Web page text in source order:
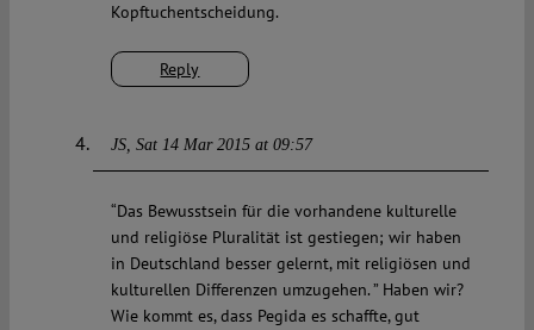
Reply
Kopftuchentscheidung.
JS Sat 14 Mar 2015 at 09:57
“Das Bewusstsein für die vorhandene kulturelle
und religiöse Pluralität ist gestiegen; wir haben
in Deutschland besser gelernt, mit religiösen und
kulturellen Differenzen umzugehen. ” Haben wir?
Wie kommt es, dass Pegida es schaffte, gut